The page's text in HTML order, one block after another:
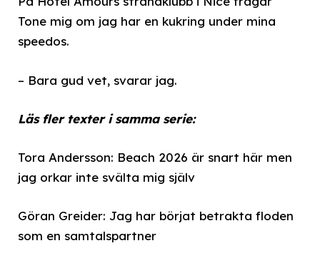
Tone mig om jag har en kukring under mina
speedos.
– Bara gud vet, svarar jag.
Läs fler texter i samma serie:
Tora Andersson: Beach 2026 är snart här men
jag orkar inte svälta mig själv
Göran Greider: Jag har börjat betrakta floden
som en samtalspartner